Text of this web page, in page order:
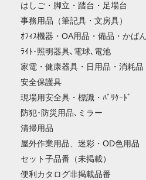
はしご・脚立・踏台・足場台
事務用品（筆記具・文房具）
ｵﾌｨｽ機器・OA用品・備品・かば
ﾗｲﾄ･照明器具､電球､電池
家電・健康器具・日用品・消耗品
安全保護具
現場用安全具・標識・ﾊﾞﾘｹｰﾄﾞ
防犯･防災用品､ミラー
清掃用品
屋外作業用品、迷彩・OD色用品
セット子品番（未掲載）
便利カタログ非掲載品番